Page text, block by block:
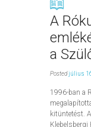
A
a
Postedjúlius
1996-ban a
kitüntetést.